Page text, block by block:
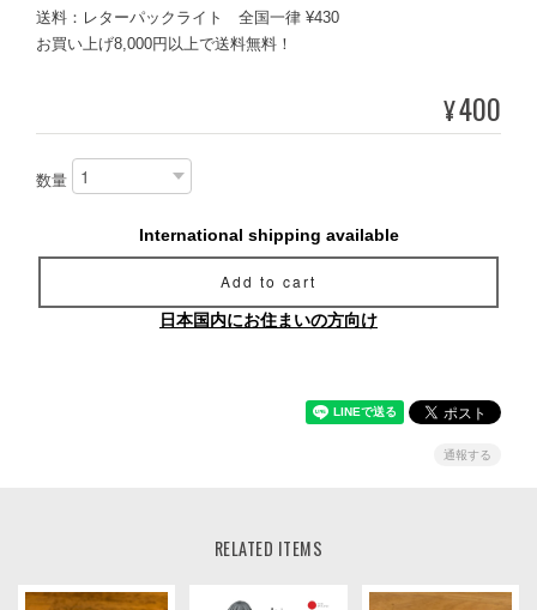
送料：レターパックライト 全国一律 ¥430
お買い上げ8,000円以上で送料無料！
¥400
数量
International shipping available
Add to cart
日本国内にお住まいの方向け
通報する
RELATED ITEMS